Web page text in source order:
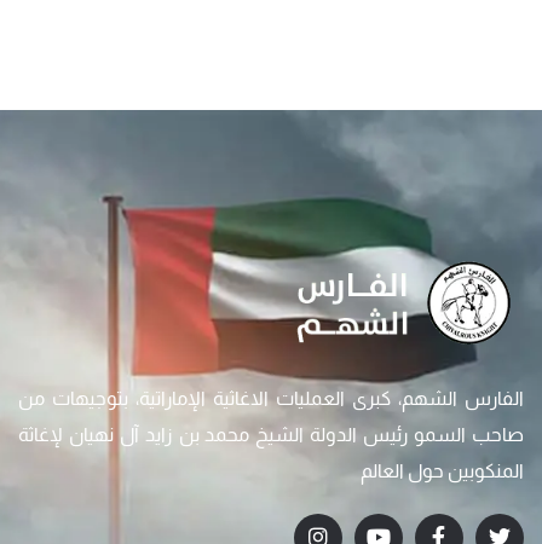
الفارس الشهم، كبرى العمليات الاغاثية الإماراتية، بتوجيهات من
صاحب السمو رئيس الدولة الشيخ محمد بن زايد آل نهيان لإغاثة
المنكوبين حول العالم